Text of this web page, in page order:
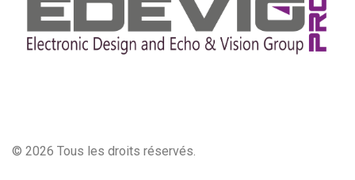
© 2026 Tous les droits réservés.